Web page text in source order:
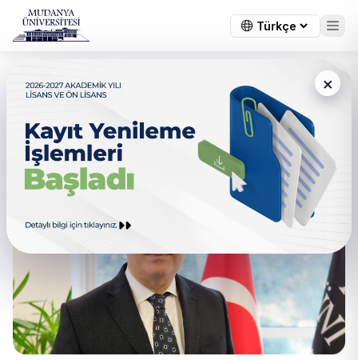
×
Tümü Gündem Mühendislik, Mimarlık ve